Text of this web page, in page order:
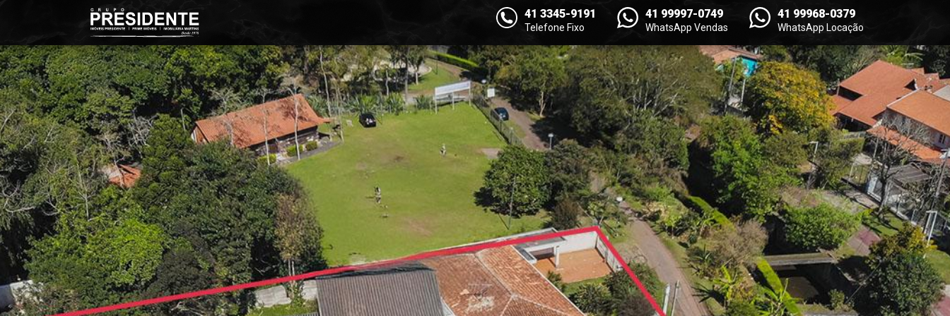
41 3345-9191
Telefone Fixo
41 99997-0749
WhatsApp Vendas
41 99968-0379
WhatsApp Locação